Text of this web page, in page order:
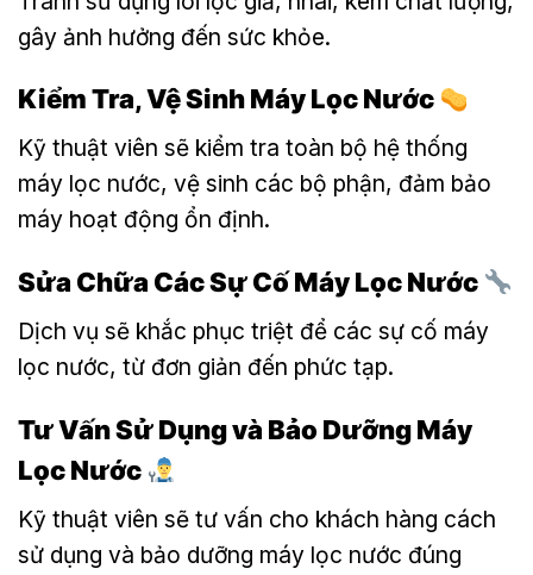
gây ảnh hưởng đến sức khỏe.
Kiểm Tra, Vệ Sinh Máy Lọc Nước
Kỹ thuật viên sẽ kiểm tra toàn bộ hệ thống
máy lọc nước, vệ sinh các bộ phận, đảm bảo
máy hoạt động ổn định.
Sửa Chữa Các Sự Cố Máy Lọc Nước
Dịch vụ sẽ khắc phục triệt để các sự cố máy
lọc nước, từ đơn giản đến phức tạp.
Tư Vấn Sử Dụng và Bảo Dưỡng Máy
Lọc Nước
Kỹ thuật viên sẽ tư vấn cho khách hàng cách
sử dụng và bảo dưỡng máy lọc nước đúng